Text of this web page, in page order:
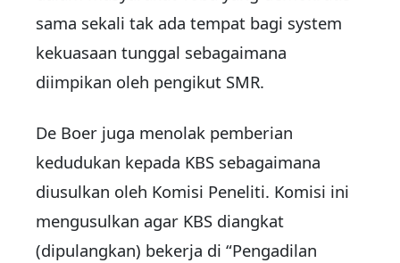
sama sekali tak ada tempat bagi system
kekuasaan tunggal sebagaimana
diimpikan oleh pengikut SMR.
De Boer juga menolak pemberian
kedudukan kepada KBS sebagaimana
diusulkan oleh Komisi Peneliti. Komisi ini
mengusulkan agar KBS diangkat
(dipulangkan) bekerja di “Pengadilan